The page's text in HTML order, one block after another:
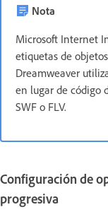
Nota
Microsoft Internet
etiquetas de
Dreamweaver
en lugar de código
SWF o FLV.
Configuración de
progresiva